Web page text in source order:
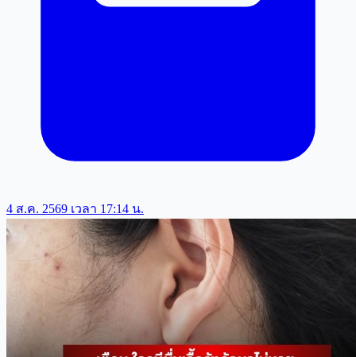
4 ส.ค. 2569 เวลา 17:14 น.